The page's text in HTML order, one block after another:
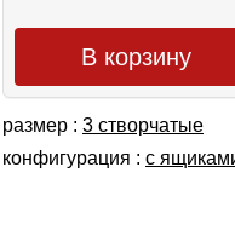
В корзину
размер : 3 створчатые
конфигурация : с